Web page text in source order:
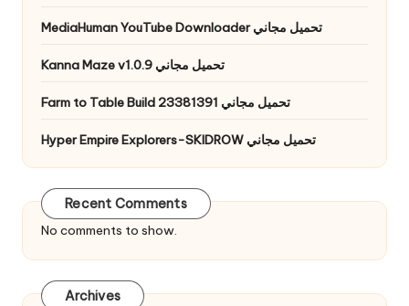
MediaHuman YouTube Downloader تحميل مجاني
Kanna Maze v1.0.9 تحميل مجاني
Farm to Table Build 23381391 تحميل مجاني
Hyper Empire Explorers-SKIDROW تحميل مجاني
Recent Comments
No comments to show.
Archives